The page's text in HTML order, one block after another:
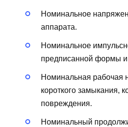
Номинальное
аппарата.
Номинальное
предписанной формы и
Номинальная рабочая
короткого замыкания,
повреждения.
Номинальный